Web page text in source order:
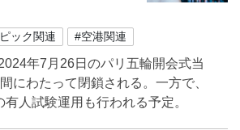
ック関連 #空港関連
年7月26日のパリ五輪開会式当
にわたって閉鎖される。一方で、
人試験運用も行われる予定。